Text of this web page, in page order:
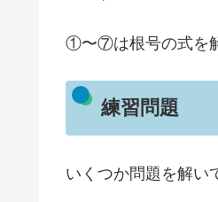
①〜⑦は根号の式を
練習問題
いくつか問題を解い